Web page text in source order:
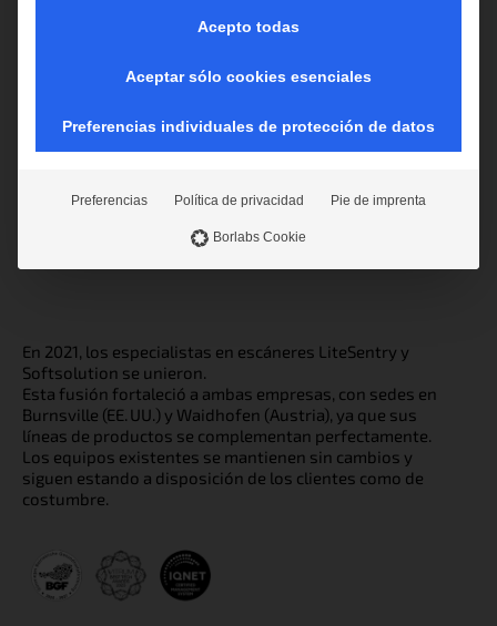
2170 Condado Rd 42 W
EE.UU.
tel: +1.507.645.2600
En 2021, los especialistas en escáneres LiteSentry y
Softsolution se unieron.
Esta fusión fortaleció a ambas empresas, con sedes en
Burnsville (EE. UU.) y Waidhofen (Austria), ya que sus
líneas de productos se complementan perfectamente.
Los equipos existentes se mantienen sin cambios y
siguen estando a disposición de los clientes como de
costumbre.
Los contenidos de plataformas de vídeo y redes sociales están
externos, el acceso a esos contenidos ya no requiere un
consentimiento manual.
Acepto todas
Aceptar sólo cookies esenciales
Preferencias individuales de protección de datos
Preferencias Política de privacidad Pie de imprenta
Borlabs Cookie